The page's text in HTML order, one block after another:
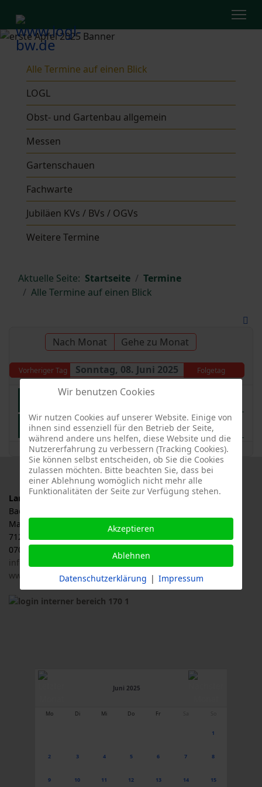
Alle Termine auf einen Blick
LOGL
Obst- und Gartenbau allgemein
Messen
Gartenschauen
Fachwarte
Jubiläen KVs / BVs / OGVs
Weitere Termine
Aktuelle Seite: Startseite
Termine
Alle Termine auf einen Blick
Nach Monat Gehe zu Monat
Vorheriger Tag Sonntag, 08. Juni 2025 Folgetag
Gartenschau in Freudenstadt & Baiersbronn, Baden-Württemberg
Landeswettbewerb BW blüht
Landesverband für Obstbau, Garten und Landschaft
Baden-Württemberg e.V., LOGL
Malersbuckel 11
71263 Weil der Stadt
07033 / 69 23 902
info@logl-bw.de
www.logl-bw.de
Juni 2025
Mo Di Mi Do Fr
1
2 3 4 5 6 7 8
9 10 11 12 13 14 15
Wir benutzen Cookies
Wir nutzen Cookies auf unserer Website. Einige von
ihnen sind essenziell für den Betrieb der Seite,
während andere uns helfen, diese Website und die
Nutzererfahrung zu verbessern (Tracking Cookies).
Sie können selbst entscheiden, ob Sie die Cookies
zulassen möchten. Bitte beachten Sie, dass bei
einer Ablehnung womöglich nicht mehr alle
Funktionalitäten der Seite zur Verfügung stehen.
Akzeptieren
Ablehnen
Datenschutzerklärung | Impressum